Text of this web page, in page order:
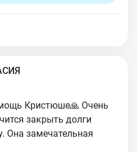
Кристюше🙏 Очень
закрыть долги
Она замечательная